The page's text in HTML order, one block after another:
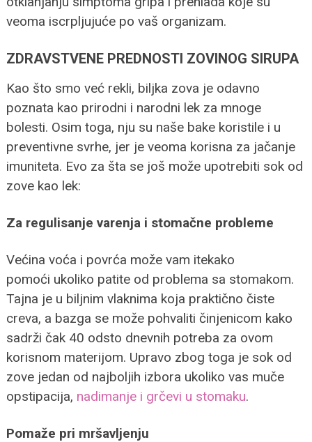
veoma iscrpljujuće po vaš organizam.
ZDRAVSTVENE PREDNOSTI ZOVINOG SIRUPA
Kao što smo već rekli, biljka zova je odavno
poznata kao prirodni i narodni lek za mnoge
bolesti. Osim toga, nju su naše bake koristile i u
preventivne svrhe, jer je veoma korisna za jačanje
imuniteta. Evo za šta se još može upotrebiti sok od
zove kao lek:
Za regulisanje varenja i stomačne probleme
Većina voća i povrća može vam itekako
pomoći ukoliko patite od problema sa stomakom.
Tajna je u biljnim vlaknima koja praktično čiste
creva, a bazga se može pohvaliti činjenicom kako
sadrži čak 40 odsto dnevnih potreba za ovom
korisnom materijom. Upravo zbog toga je sok od
zove jedan od najboljih izbora ukoliko vas muče
opstipacija, nadimanje i grčevi u stomaku.
Pomaže pri mršavljenju